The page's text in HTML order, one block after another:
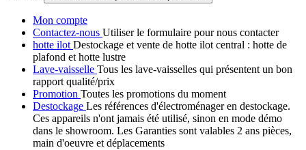
Mon compte
Contactez-nous Utiliser le formulaire pour nous contacter
hotte ilot Destockage et vente de hotte ilot central : hotte de
plafond et hotte lustre
Lave-vaisselle Tous les lave-vaisselles qui présentent un bon
rapport qualité/prix
Promotion Toutes les promotions du moment
Destockage Les références d'électroménager en destockage.
Ces appareils n'ont jamais été utilisé, sinon en mode démo
dans le showroom. Les Garanties sont valables 2 ans pièces,
main d'oeuvre et déplacements